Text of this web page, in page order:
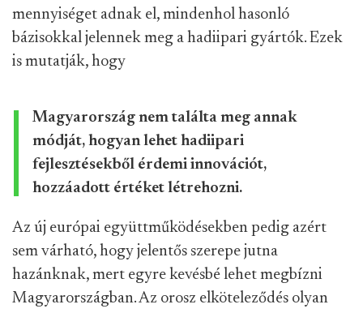
mennyiséget adnak el, mindenhol hasonló
bázisokkal jelennek meg a hadiipari gyártók. Ezek
is mutatják, hogy
Magyarország nem találta meg annak
módját, hogyan lehet hadiipari
fejlesztésekből érdemi innovációt,
hozzáadott értéket létrehozni.
Az új európai együttműködésekben pedig azért
sem várható, hogy jelentős szerepe jutna
hazánknak, mert egyre kevésbé lehet megbízni
Magyarországban. Az orosz elköteleződés olyan